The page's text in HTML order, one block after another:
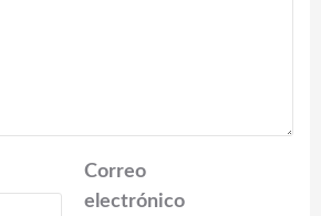
Correo
electrónico